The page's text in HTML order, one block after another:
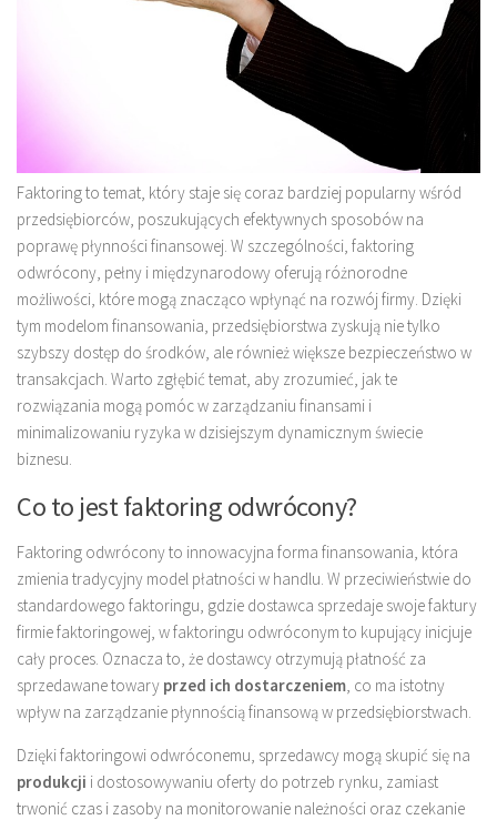
Faktoring to temat, który staje się coraz bardziej popularny wśród
przedsiębiorców, poszukujących efektywnych sposobów na
poprawę płynności finansowej. W szczególności, faktoring
odwrócony, pełny i międzynarodowy oferują różnorodne
możliwości, które mogą znacząco wpłynąć na rozwój firmy. Dzięki
tym modelom finansowania, przedsiębiorstwa zyskują nie tylko
szybszy dostęp do środków, ale również większe bezpieczeństwo w
transakcjach. Warto zgłębić temat, aby zrozumieć, jak te
rozwiązania mogą pomóc w zarządzaniu finansami i
minimalizowaniu ryzyka w dzisiejszym dynamicznym świecie
biznesu.
Co to jest faktoring odwrócony?
Faktoring odwrócony to innowacyjna forma finansowania, która
zmienia tradycyjny model płatności w handlu. W przeciwieństwie do
standardowego faktoringu, gdzie dostawca sprzedaje swoje faktury
firmie faktoringowej, w faktoringu odwróconym to kupujący inicjuje
cały proces. Oznacza to, że dostawcy otrzymują płatność za
sprzedawane towary przed ich dostarczeniem, co ma istotny
wpływ na zarządzanie płynnością finansową w przedsiębiorstwach.
Dzięki faktoringowi odwróconemu, sprzedawcy mogą skupić się na
produkcji i dostosowywaniu oferty do potrzeb rynku, zamiast
trwonić czas i zasoby na monitorowanie należności oraz czekanie